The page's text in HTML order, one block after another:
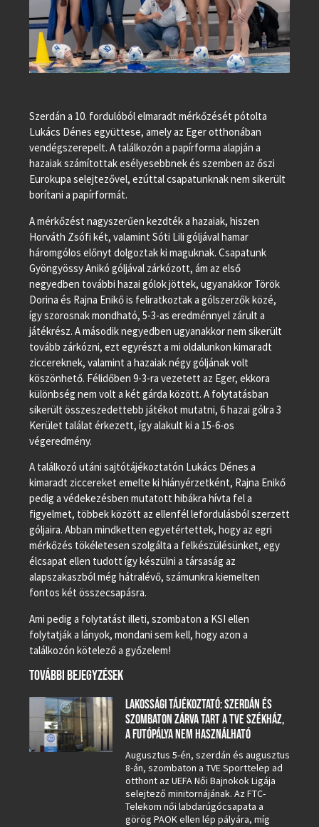
Szerdán a 10. fordulóból elmaradt mérkőzését pótolta
Lukács Dénes együttese, amely az Eger otthonában
vendégszerepelt. A találkozón a papírforma alapján a
hazaiak számítottak esélyesebbnek és szemben az őszi
Eurokupa selejtezővel, ezúttal csapatunknak nem sikerült
borítani a papírformát.
A mérkőzést nagyszerűen kezdték a hazaiak, hiszen
Horváth Zsófi két, valamint Sóti Lili góljával hamar
háromgólos előnyt dolgoztak ki maguknak. Csapatunk
Gyöngyössy Anikó góljával zárkózott, ám az első
negyedben további hazai gólok jöttek, ugyanakkor Török
Dorina és Rajna Enikő is feliratkoztak a gólszerzők közé,
így szorosnak mondható, 5-3-as eredménnyel zárult a
játékrész. A második negyedben ugyanakkor nem sikerült
tovább zárkózni, ezt egyrészt a mi oldalunkon kimaradt
ziccereknek, valamint a hazaiak négy góljának volt
köszönhető. Félidőben 9-3-ra vezetett az Eger, ekkora
különbség nem volt a két gárda között. A folytatásban
sikerült összeszedettebb játékot mutatni, 6 hazai gólra 3
Kerület találat érkezett, így alakult ki a 15-6-os
végeredmény.
A találkozó utáni sajtótájékoztatón Lukács Dénes a
kimaradt ziccereket emelte ki hiányérzetként, Rajna Enikő
pedig a védekezésben mutatott hibákra hívta fel a
figyelmet, többek között az ellenfél lefordulásból szerzett
góljaira. Abban mindketten egyetértettek, hogy az egri
mérkőzés tökéletesen szolgálta a felkészülésünket, egy
élcsapat ellen tudott így készülni a társaság az
alapszakaszból még hátralévő, számunkra kiemelten
fontos két összecsapásra.
Ami pedig a folytatást illeti, szombaton a KSI ellen
folytatják a lányok, mondani sem kell, hogy azon a
találkozón kötelező a győzelem!
TOVÁBBI BEJEGYZÉSEK
LAKOSSÁGI TÁJÉKOZTATÓ: SZERDÁN ÉS
SZOMBATON ZÁRVA TART A TVE SZÉKHÁZ,
A FUTÓPÁLYA NEM HASZNÁLHATÓ
Augusztus 5-én, szerdán és augusztus
8-án, szombaton a TVE Sporttelep ad
otthont az UEFA Női Bajnokok Ligája
selejtező minitornájának. Az FTC-
Telekom női labdarúgócsapata a
görög PAOK ellen lép pályára, míg